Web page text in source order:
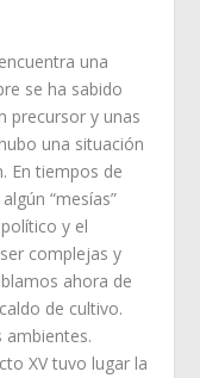
una
se ha sabido
precursor y unas
una situación
En tiempos de
“mesías”
y el
complejas y
ahora de
de cultivo.
ambientes.
XV tuvo lugar la